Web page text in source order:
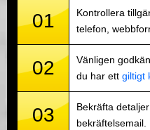
01
Kontrollera
telefon,
02 Vänligen
du har ett giltigt
03
Bekräfta
bekräftelsemail.